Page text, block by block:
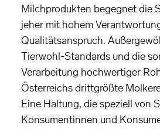
Milchprodukten begegnet die
jeher mit hohem
Qualitätsanspruch.
Tierwohl-Standards und die
Verarbeitung hochwertiger
Österreichs drittgrößte
Eine Haltung, die speziell von
Konsumentinnen und